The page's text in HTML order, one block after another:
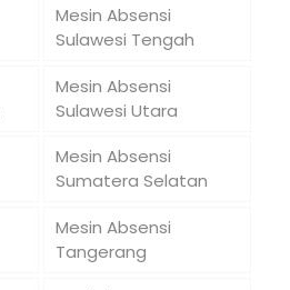
Mesin Absensi
Sulawesi Tengah
Mesin Absensi
Sulawesi Utara
Mesin Absensi
Sumatera Selatan
Mesin Absensi
Tangerang